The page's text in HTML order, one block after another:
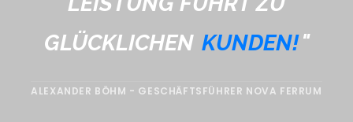
GLÜCKLICHEN KUNDEN!"
ALEXANDER BÖHM - GESCHÄFTSFÜHRER NOVA FERRUM